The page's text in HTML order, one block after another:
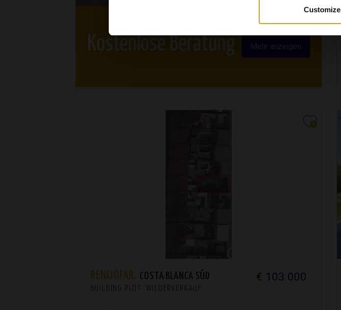
Customize
Kostenlose Beratung Mehr anzeigen
BENIJÓFAR. COSTA BLANCA SÜD
BUILDING PLOT. WIEDERVERKAUF
€ 103.000